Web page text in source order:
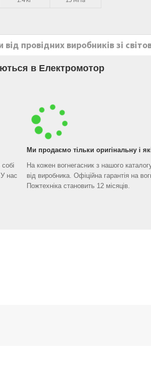
провідних виробників зі
в Електромотор
нас
Ми продаємо тільки оригінальну і
На кожен вогнегасник з нашого
від виробника. Офіційна гарантія на
Пожтехніка становить 12 місяців.